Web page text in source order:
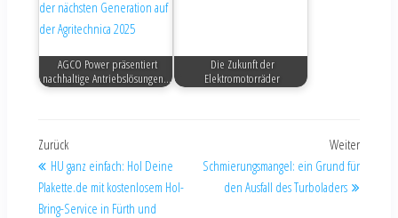
AGCO Power präsentiert
nachhaltige Antriebslösungen…
Die Zukunft der
Elektromotorräder
Zurück
HU ganz einfach: Hol Deine
Plakette.de mit kostenlosem Hol-
Bring-Service in Fürth und
Weiter
Schmierungsmangel: ein Grund für
den Ausfall des Turboladers